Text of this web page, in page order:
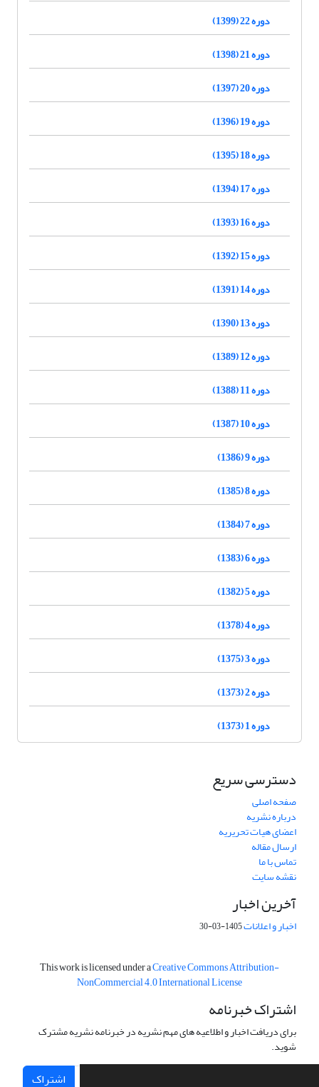
دوره 22 (1399)
دوره 21 (1398)
دوره 20 (1397)
دوره 19 (1396)
دوره 18 (1395)
دوره 17 (1394)
دوره 16 (1393)
دوره 15 (1392)
دوره 14 (1391)
دوره 13 (1390)
دوره 12 (1389)
دوره 11 (1388)
دوره 10 (1387)
دوره 9 (1386)
دوره 8 (1385)
دوره 7 (1384)
دوره 6 (1383)
دوره 5 (1382)
دوره 4 (1378)
دوره 3 (1375)
دوره 2 (1373)
دوره 1 (1373)
دسترسی سریع
صفحه اصلی
درباره نشریه
اعضای هیات تحریریه
ارسال مقاله
تماس با ما
نقشه سایت
آخرین اخبار
اخبار و اعلانات1405-03-30
This work is licensed under aCreative Commons Attribution-
NonCommercial 4.0 International License
اشتراک خبرنامه
برای دریافت اخبار و اطلاعیه های مهم نشریه در خبرنامه نشریه مشترک
شوید.
اشتراک